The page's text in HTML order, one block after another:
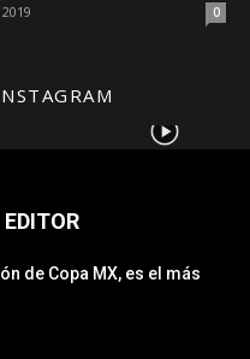
0
de Copa MX, es el más